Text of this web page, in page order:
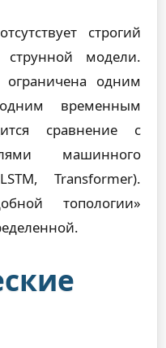
строгий
струнной модели.
ограничена одним
временным
сравнение с
машинного
Transformer).
топологии»